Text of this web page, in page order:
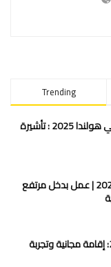
Trending
فرصة رائعة للعمل الموسمي في هولندا 2025 : تأشيرة
وظيفة راعي أبقار في سويسرا 2025 | عمل بدخل مرتفع
العمل التطوعي في إيطاليا 2026: إقامة مجانية وتجربة